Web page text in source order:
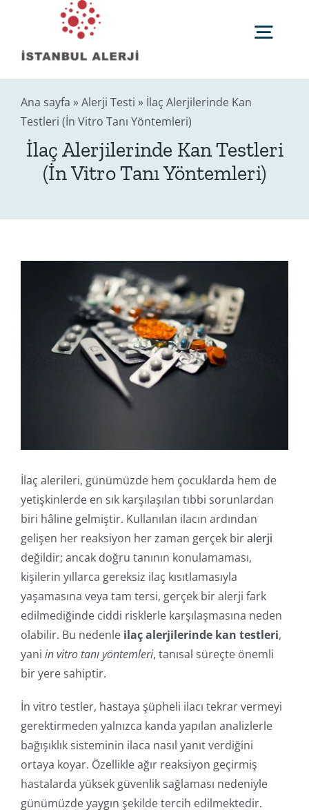
content
Anasayfa
Sağlık Rehberi
İletişim
Online İşlemler
Ana sayfa »Alerji Testi » İlaç Alerjilerinde Kan
Testleri (İn Vitro Tanı Yöntemleri)
İlaç Alerjilerinde Kan Testleri
(İn Vitro Tanı Yöntemleri)
İlaç alerileri, günümüzde hem çocuklarda hem de
yetişkinlerde en sık karşılaşılan tıbbi sorunlardan
biri hâline gelmiştir. Kullanılan ilacın ardından
gelişen her reaksiyon her zaman gerçek biralerji
değildir; ancak doğru tanının konulamaması,
kişilerin yıllarca gereksiz ilaç kısıtlamasıyla
yaşamasına veya tam tersi, gerçek bir alerji fark
edilmediğinde ciddi risklerle karşılaşmasına neden
olabilir. Bu nedenle ilaç alerjilerinde kan testleri,
yani in vitro tanı yöntemleri, tanısal süreçte önemli
bir yere sahiptir.
İn vitro testler, hastaya şüpheli ilacı tekrar vermeyi
gerektirmeden yalnızca kanda yapılan analizlerle
bağışıklık sisteminin ilaca nasıl yanıt verdiğini
ortaya koyar. Özellikle ağır reaksiyon geçirmiş
hastalarda yüksek güvenlik sağlaması nedeniyle
günümüzde yaygın şekilde tercih edilmektedir.